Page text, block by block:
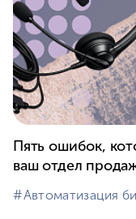
Пять ошибок,
ваш отдел
#⁣Автоматизация